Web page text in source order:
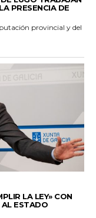
PRESENCIA DE
provincial y del
LA LEY» CON
AL ESTADO